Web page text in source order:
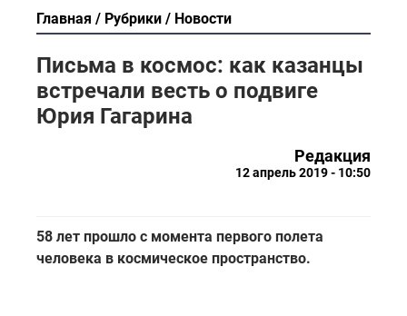
Главная Рубрики Новости
Письма в космос: как казанцы
встречали весть о подвиге
Юрия Гагарина
Редакция
12 апрель 2019 - 10:50
58 лет прошло с момента первого полета
человека в космическое пространство.